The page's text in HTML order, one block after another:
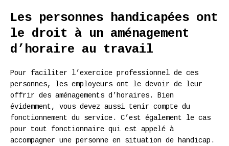
Les personnes handicapées ont
le droit à un aménagement
d’horaire au travail
Pour faciliter l’exercice professionnel de ces
personnes, les employeurs ont le devoir de leur
offrir des aménagements d’horaires. Bien
évidemment, vous devez aussi tenir compte du
fonctionnement du service. C’est également le cas
pour tout fonctionnaire qui est appelé à
accompagner une personne en situation de handicap.